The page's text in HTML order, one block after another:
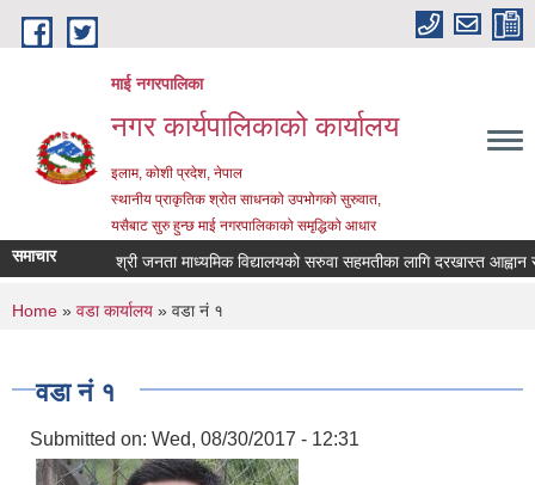
Skip to main content
माई नगरपालिका
नगर कार्यपालिकाको कार्यालय
इलाम, कोशी प्रदेश, नेपाल
स्थानीय प्राकृतिक श्रोत साधनको उपभोगको सुरुवात,
यसैबाट सुरु हुन्छ माई नगरपालिकाको समृद्धिको आधार
समाचार श्री जनता माध्यमिक विद्यालयको सरुवा सहमतीका लागि दरखास्त आह्वान
You are here
Home » वडा कार्यालय » वडा नं १
वडा नं १
Submitted on: Wed, 08/30/2017 - 12:31